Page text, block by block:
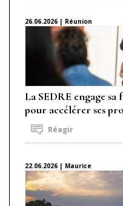
26.06.2026 | Réunion
La SEDRE engage sa
pour accélérer ses
Réagir
22.06.2026 | Maurice